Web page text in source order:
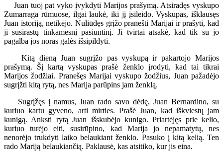
Juan tuoj pat vyko įvykdyti Marijos prašymą. Atsiradęs vyskupo
Zumarraga rūmuose, ilgai laukė, iki jį įsileido. Vyskupas, išklausęs
Juan istoriją, netikėjo. Nuliūdęs grįžo pranešti Marijai ir prašyti, kad
ji susirastų tinkamesnį pasiuntinį. Ji tvirtai atsakė, kad tik su jo
pagalba jos noras galės išsipildyti.
Kitą dieną Juan sugrįžo pas vyskupą ir pakartojo Marijos
prašymą. Šį kartą vyskupas prašė ženklo įrodyti, kad tai tikrai
Marijos žodžiai. Pranešęs Marijai vyskupo žodžius, Juan pažadėjo
sugrįžti kitą rytą, nes Marija parūpins jam ženklą.
Sugrįžęs į namus, Juan rado savo dėdę, Juan Bernardino, su
kuriuo kartu gyveno, arti mirties. Prašė Juan, kad iškviestų jam
kunigą. Anksti rytą Juan išskubėjo kunigo. Priartėjęs prie kelio,
kuriuo turėjo eiti, susirūpino, kad Marija jo nepamatytų, nes
nenorėjo trukdyti laiko belaukiant ženklo. Pasuko į kitą kelią. Ten
rado Mariją belaukiančią. Paklausė, kas atsitiko, kur jis eina.